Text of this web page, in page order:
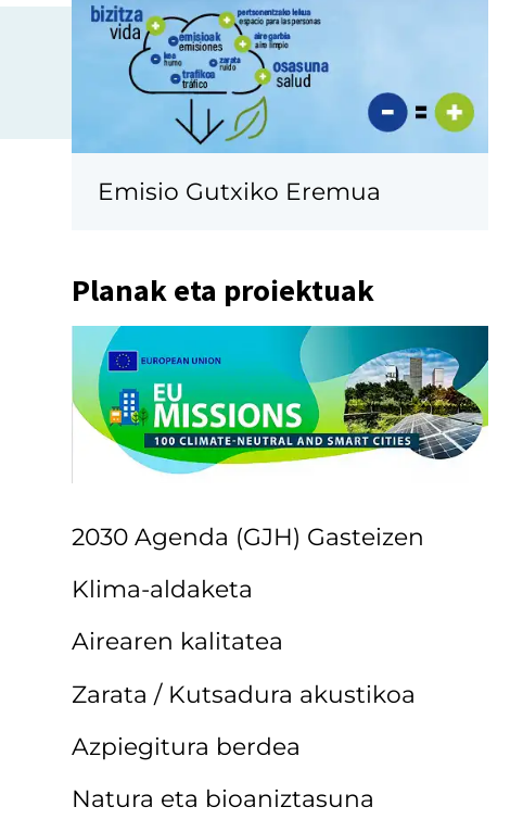
Emisio Gutxiko Eremua
Planak eta proiektuak
2030 Agenda (GJH) Gasteizen
Klima-aldaketa
Airearen kalitatea
Zarata / Kutsadura akustikoa
Azpiegitura berdea
Natura eta bioaniztasuna